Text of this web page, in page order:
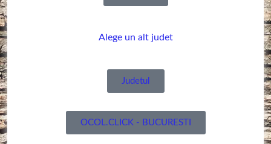
Alege un alt judet
Judetul
OCOL.CLICK - BUCURESTI